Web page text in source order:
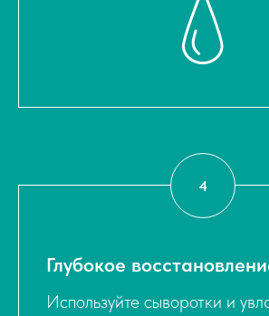
Глубокое
Используйте сыворотки и